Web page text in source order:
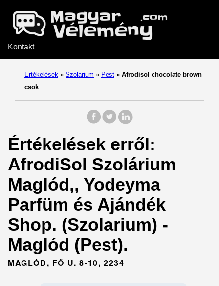
Kontakt
Értékelések » Szolarium » Pest » Afrodisol chocolate brown
csok
Értékelések erről:
AfrodiSol Szolárium
Maglód,, Yodeyma
Parfüm és Ajándék
Shop. (Szolarium) -
Maglód (Pest).
MAGLÓD, FŐ U. 8-10, 2234